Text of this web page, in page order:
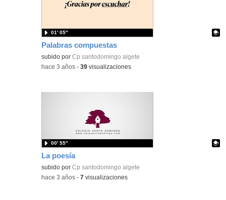
Palabras compuestas
Contenido educativo.
subido porCp santodomingo algete
01′ 05″
-hace 3 años -39 visualizaciones
La poesía
Contenido educativo.
subido porCp santodomingo algete
00′ 55″
-hace 3 años -7 visualizaciones